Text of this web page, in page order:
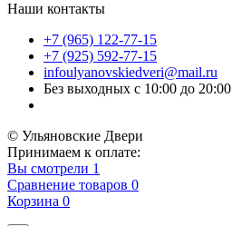
Наши контакты
+7 (965) 122-77-15
+7 (925) 592-77-15
infoulyanovskiedveri@mail.ru
Без выходных с 10:00 до 20:00
© Ульяновские Двери
Принимаем к оплате:
Вы смотрели 1
Сравнение товаров 0
Корзина 0